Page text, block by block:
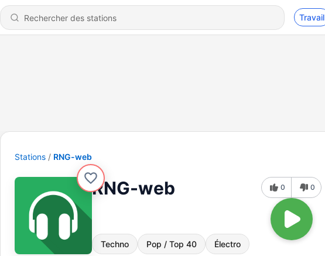
Travail
Stations RNG-web
RNG-web
Techno Pop / Top 40 Électro
0 0